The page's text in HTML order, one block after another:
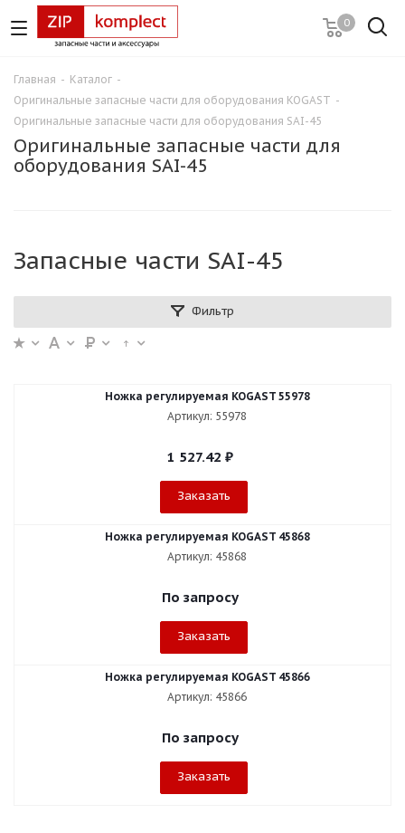
0
Главная - Каталог -
Оригинальные запасные части для оборудования KOGAST -
Оригинальные запасные части для оборудования SAI-45
Оригинальные запасные части для
оборудования SAI-45
Запасные части SAI-45
Фильтр
Ножка регулируемая KOGAST 55978
Артикул: 55978
1 527.42 ₽
Заказать
Ножка регулируемая KOGAST 45868
Артикул: 45868
По запросу
Заказать
Ножка регулируемая KOGAST 45866
Артикул: 45866
По запросу
Заказать